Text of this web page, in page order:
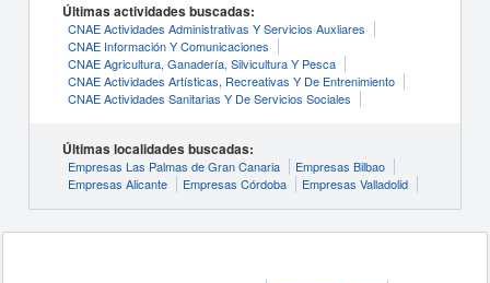
Últimas actividades buscadas:
CNAE Actividades Administrativas Y Servicios Auxliares
CNAE Información Y Comunicaciones
CNAE Agricultura, Ganadería, Silvicultura Y Pesca
CNAE Actividades Artísticas, Recreativas Y De Entrenimiento
CNAE Actividades Sanitarias Y De Servicios Sociales
Últimas localidades buscadas:
Empresas Las Palmas de Gran Canaria
Empresas Bilbao
Empresas Alicante
Empresas Córdoba Empresas Valladolid